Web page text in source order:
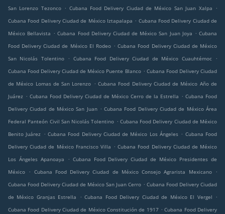
San Lorenzo Tezonco . Cubana Food Delivery Ciudad de México San Juan Xalpa
.
Cubana Food Delivery Ciudad de México Iztapalapa . Cubana Food Delivery Ciudad de
México Bellavista . Cubana Food Delivery Ciudad de México San Juan Joya . Cubana
Food Delivery Ciudad de México El Rodeo . Cubana Food Delivery Ciudad de México
San Nicolás Tolentino
. Cubana Food Delivery Ciudad de México Cuauhtémoc
.
Cubana Food Delivery Ciudad de México Puente Blanco . Cubana Food Delivery Ciudad
de México Lomas de San Lorenzo . Cubana Food Delivery Ciudad de México Año de
Juárez . Cubana Food Delivery Ciudad de México Cerro de la Estrella . Cubana Food
Delivery Ciudad de México San Juan . Cubana Food Delivery Ciudad de México Área
Federal Panteón Civil San Nicolás Tolentino . Cubana Food Delivery Ciudad de México
Benito Juárez . Cubana Food Delivery Ciudad de México Los Ángeles . Cubana Food
Delivery Ciudad de México Francisco Villa . Cubana Food Delivery Ciudad de México
Los Ángeles Apanoaya
. Cubana Food Delivery Ciudad de México Presidentes de
México
. Cubana Food Delivery Ciudad de México Consejo Agrarista Mexicano
.
Cubana Food Delivery Ciudad de México San Juan Cerro . Cubana Food Delivery Ciudad
de México Granjas Estrella
. Cubana Food Delivery Ciudad de México El Vergel
.
Cubana Food Delivery Ciudad de México Constitución de 1917 . Cubana Food Delivery